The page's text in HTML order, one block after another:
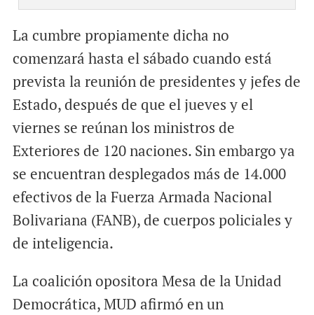
La cumbre propiamente dicha no
comenzará hasta el sábado cuando está
prevista la reunión de presidentes y jefes de
Estado, después de que el jueves y el
viernes se reúnan los ministros de
Exteriores de 120 naciones. Sin embargo ya
se encuentran desplegados más de 14.000
efectivos de la Fuerza Armada Nacional
Bolivariana (FANB), de cuerpos policiales y
de inteligencia.
La coalición opositora Mesa de la Unidad
Democrática, MUD afirmó en un